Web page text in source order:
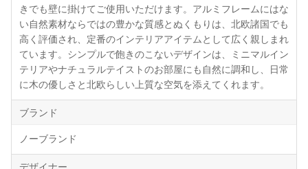
きでも壁に掛けてご使用いただけます。アルミフレームにはな
い自然素材ならではの豊かな質感とぬくもりは、北欧諸国でも
高く評価され、定番のインテリアアイテムとして広く親しまれ
ています。シンプルで飽きのこないデザインは、ミニマルイン
テリアやナチュラルテイストのお部屋にも自然に調和し、日常
に木の優しさと北欧らしい上質な空気を添えてくれます。
ブランド
ノーブランド
デザイナー